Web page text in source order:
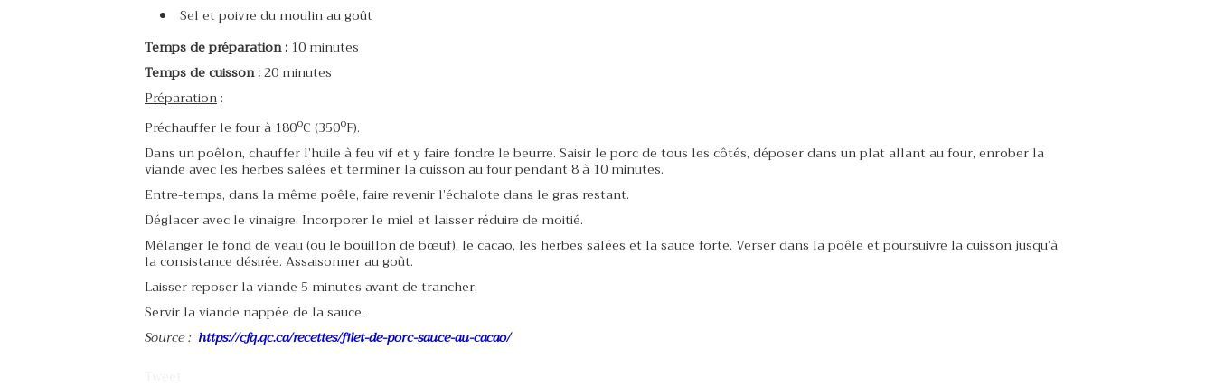
Sel et poivre du moulin au goût
Temps de préparation : 10 minutes
Temps de cuisson :20 minutes
Préparation:
Préchauffer le four à 180oC (350oF).
Dans un poêlon, chauffer l’huile à feu vif et y faire fondre le beurre. Saisir le porc de tous les côtés, déposer dans un plat allant au four, enrober la
viande avec les herbes salées et terminer la cuisson au four pendant 8 à 10 minutes.
Entre-temps, dans la même poêle, faire revenir l’échalote dans le gras restant.
Déglacer avec le vinaigre. Incorporer le miel et laisser réduire de moitié.
Mélanger le fond de veau (ou le bouillon de bœuf), le cacao, les herbes salées et la sauce forte. Verser dans la poêle et poursuivre la cuisson jusqu’à
la consistance désirée. Assaisonner au goût.
Laisser reposer la viande 5 minutes avant de trancher.
Servir la viande nappée de la sauce.
Source : https://cfq.qc.ca/recettes/filet-de-porc-sauce-au-cacao/